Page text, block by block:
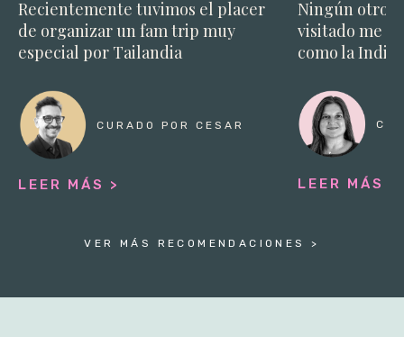
Recientemente tuvimos el placer
de organizar un fam trip muy
especial por Tailandia
CURADO POR CESAR
LEER MÁS >
Ningún otro
visitado me
como la India.
LEER MÁS >
VER MÁS RECOMENDACIONES >